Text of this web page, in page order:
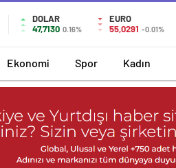
DOLAR
47,7130 0.16%
EURO
55,0291 -0.01%
Ekonomi Spor Kadın